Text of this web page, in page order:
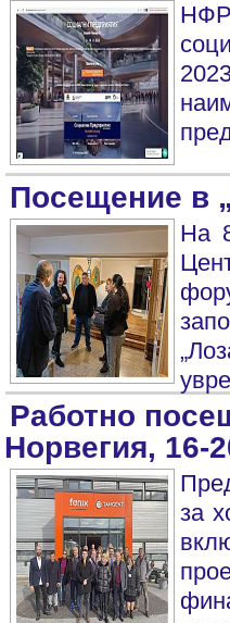
Посещение в
На
Работно
Норвегия, 16-
за